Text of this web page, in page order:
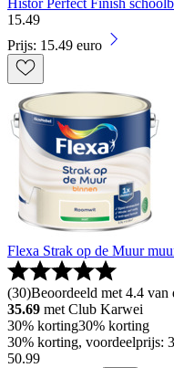
Histor Perfect Finish
15.49
Prijs: 15.49 euro
Flexa Strak op de Muur
(30)Beoordeeld met 4.4 van
35.69 met Club Karwei
30% korting30% korting
30% korting, voordeelprijs:
50.99